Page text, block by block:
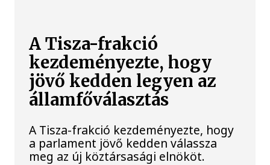
A Tisza-frakció
kezdeményezte, hogy
jövő kedden legyen az
államfőválasztás
A Tisza-frakció kezdeményezte, hogy
a parlament jövő kedden válassza
meg az új köztársasági elnököt.